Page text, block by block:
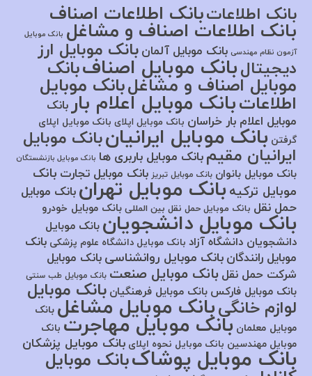
بانک اطلاعاتبانک اطلاعات اصناف
بانک اطلاعات اصناف و مشاغل بانک موبایل
آزمون نظام مهندسی بانک موبایل آلمان بانک موبایل ارز
دیجیتالبانک موبایل اصنافبانک
موبایل اصناف و مشاغلبانک موبایل
اطلاعاتبانک موبایل اعلام باربانک
موبایل اعلام بار خراسان بانک موبایل اپلای بانک موبایل اپلای
گرفتن بانک موبایل ایرانیانبانک موبایل
ایرانیان مقیم بانک موبایل باربری ها بانک موبایل بازنشستگان
بانک موبایل بانوان بانک موبایل تبریز بانک موبایل تجارت بانک
موبایل ترکیه بانک موبایل تهران بانک موبایل
حمل نقل بانک موبایل حمل نقل بین المللی بانک موبایل خودرو
بانک موبایل دانشجویان بانک موبایل
دانشجویان دانشگاه آزاد بانک موبایل دانشگاه علوم پزشکی بانک
موبایل رانندگان بانک موبایل روانشناسی بانک موبایل
شرکت حمل نقل بانک موبایل صنعت بانک موبایل طب سنتی
بانک موبایل فارکس بانک موبایل فرهنگیان بانک موبایل
لوازم خانگیبانک موبایل مشاغلبانک
موبایل معلمان بانک موبایل مهاجرت بانک
موبایل مهندسین بانک موبایل نحوه اپلای بانک موبایل پزشکان
بانک موبایل پوشاکبانک موبایل